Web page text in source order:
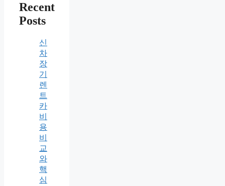
Recent
Posts
신
차
장
기
렌
트
카
비
용
비
교
와
핵
심